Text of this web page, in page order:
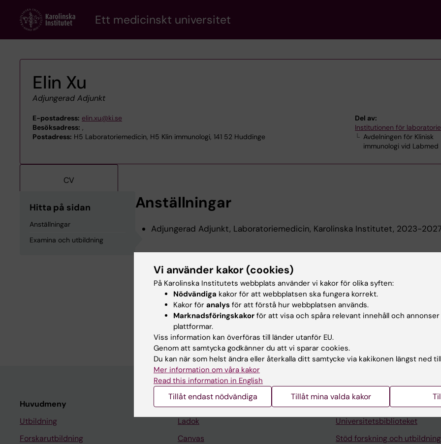
content
Ett medicinskt universitet
Elin Xu
Adjungerad Adjunkt
E-postadress: elin.xu@ki.se
Besöksadress: ,
Postadress: H5 Laboratoriemedicin, H5 Klin immunologi, 141 52 Huddinge
Del av:
Institutionen för
Avdelningen för Klinisk
immunologi vid Labmed
CV
Hitta på sidan
Anställningar
Examina och utbildning
Anställningar
Adjungerad Adjunkt, Laboratoriemedicin, Karolinska Institutet, 2023-
Examina och utbildning
Biomedicinsk Analytikerexamen, Karolinska Institutet, 2017
Sjuksköterskeexamen, Karolinska Institutet, 2016
MEDICINE DOKTORSEXAMEN, Institutionen för medicin, Huddinge,
Institutet, 2006
Huvudmeny
Utbildning
Forskarutbildning
Ladok
Canvas
Kontakta och besök KI
Universitetsbiblioteket
Stöd forskning och utbildning
Vi använder kakor (cookies)
På Karolinska Institutets webbplats använder vi kakor för olika syften:
Nödvändiga kakor för att webbplatsen ska fungera korrekt.
Kakor för analys för att förstå hur webbplatsen används.
Marknadsföringskakor för att visa och spåra relevant innehåll och
plattformar.
Viss information kan överföras till länder utanför EU.
Genom att samtycka godkänner du att vi sparar cookies.
Du kan när som helst ändra eller återkalla ditt samtycke via kakikonen längst ned
Mer information om våra kakor
Read this information in English
Tillåt endast nödvändiga Tillåt mina valda kakor